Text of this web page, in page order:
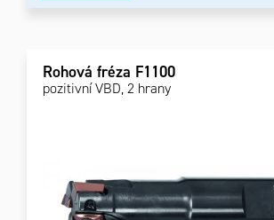
Rohová fréza F1100
pozitivní VBD, 2 hrany